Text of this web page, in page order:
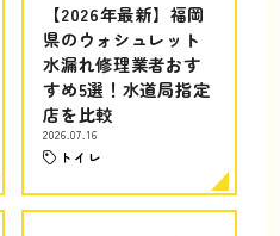
【2026年最新】福岡
県のウォシュレット
水漏れ修理業者おす
すめ5選！水道局指定
店を比較
2026.07.16
トイレ